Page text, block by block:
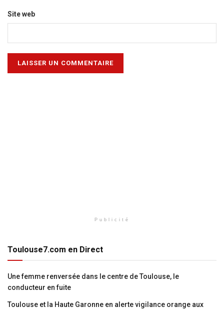
Site web
Publicité
Toulouse7.com en Direct
Une femme renversée dans le centre de Toulouse, le
conducteur en fuite
Toulouse et la Haute Garonne en alerte vigilance orange aux